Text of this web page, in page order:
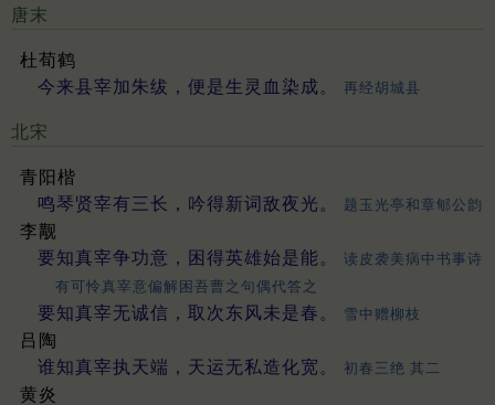
唐末
杜荀鹤
今来县宰加朱绂，便是生灵血染成。
再经胡城县
北宋
青阳楷
鸣琴贤宰有三长，吟得新词敌夜光。
题玉光亭和章郇公韵
李觏
要知真宰争功意，困得英雄始是能。
读皮袭美病中书事诗
有可怜真宰意偏解困吾曹之句偶代答之
要知真宰无诚信，取次东风未是春。 雪中赠柳枝
吕陶
谁知真宰执天端，天运无私造化宽。
初春三绝 其二
黄炎